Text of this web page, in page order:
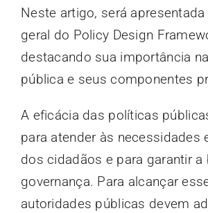
Neste artigo, será
geral do Policy Design
destacando sua importância
pública e seus componentes
A eficácia das políticas
para atender às necessidades
dos cidadãos e para garantir a
governança. Para alcançar
autoridades públicas devem